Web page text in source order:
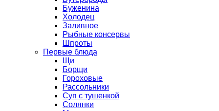
Буженина
Холодец
Заливное
Рыбные консервы
Шпроты
Первые блюда
Щи
Борщи
Гороховые
Рассольники
Суп с тушенкой
Солянки